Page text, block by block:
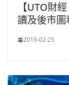
【UTO財
讀及後市圖
2019-02-25